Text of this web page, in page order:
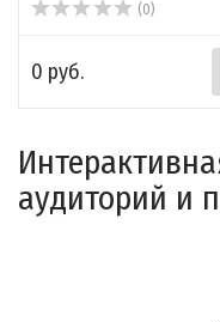
(0)
0 руб.
аудиторий и